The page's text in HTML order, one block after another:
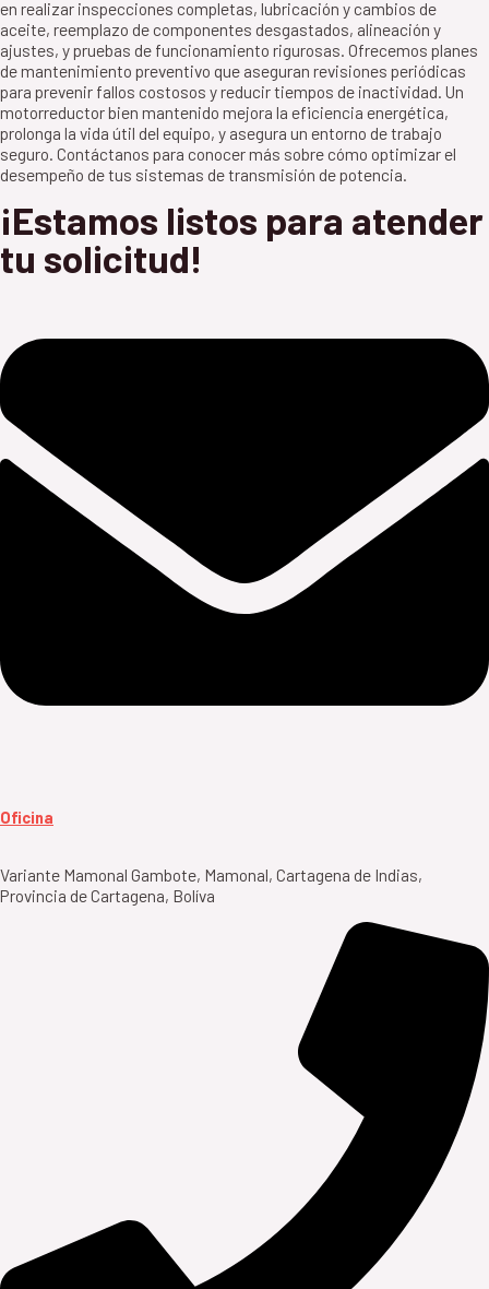
en realizar inspecciones completas, lubricación y cambios de
aceite, reemplazo de componentes desgastados, alineación y
ajustes, y pruebas de funcionamiento rigurosas. Ofrecemos planes
de mantenimiento preventivo que aseguran revisiones periódicas
para prevenir fallos costosos y reducir tiempos de inactividad. Un
motorreductor bien mantenido mejora la eficiencia energética,
prolonga la vida útil del equipo, y asegura un entorno de trabajo
seguro. Contáctanos para conocer más sobre cómo optimizar el
desempeño de tus sistemas de transmisión de potencia.
¡Estamos listos para atender
tu solicitud!
Oficina
Variante Mamonal Gambote, Mamonal, Cartagena de Indias,
Provincia de Cartagena, Bolíva